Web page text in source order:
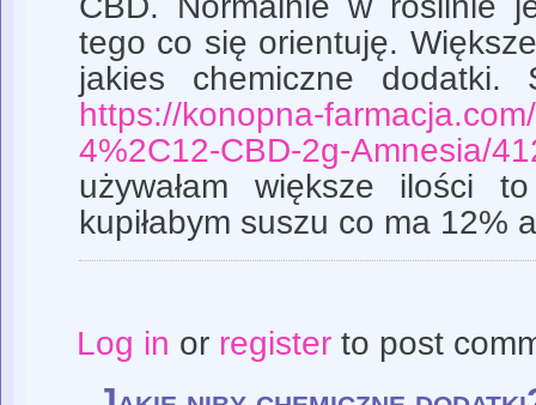
tego co się orientuję.
jakies chemiczne dodatki.
https://konopna-
4%2C12-CBD-2g-Amnesia/
używałam większe ilości
kupiłabym suszu co ma 12%
Log in or registerto post